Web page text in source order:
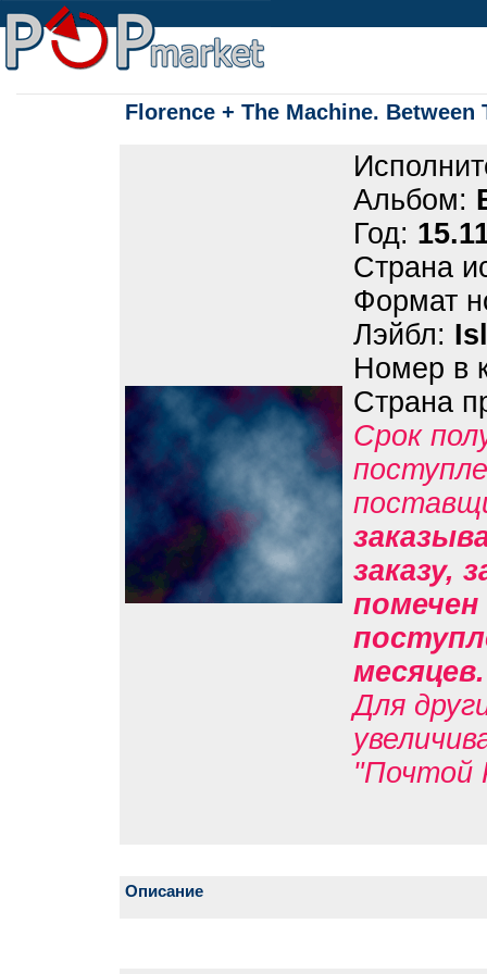
Florence + The Machine. Between
Альбом:
Год:
Страна
Формат
Лэйбл:
Номер в
Страна
Срок
заказу,
помечен
Для
"Почтой
Описание